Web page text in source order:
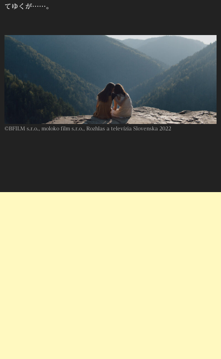
てゆくが……。
©︎BFILM s.r.o., moloko film s.r.o., Rozhlas a televízia Slovenska 2022